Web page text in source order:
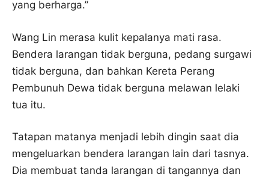
yang berharga.”
Wang Lin merasa kulit kepalanya mati rasa.
Bendera larangan tidak berguna, pedang surgawi
tidak berguna, dan bahkan Kereta Perang
Pembunuh Dewa tidak berguna melawan lelaki
tua itu.
Tatapan matanya menjadi lebih dingin saat dia
mengeluarkan bendera larangan lain dari tasnya.
Dia membuat tanda larangan di tangannya dan